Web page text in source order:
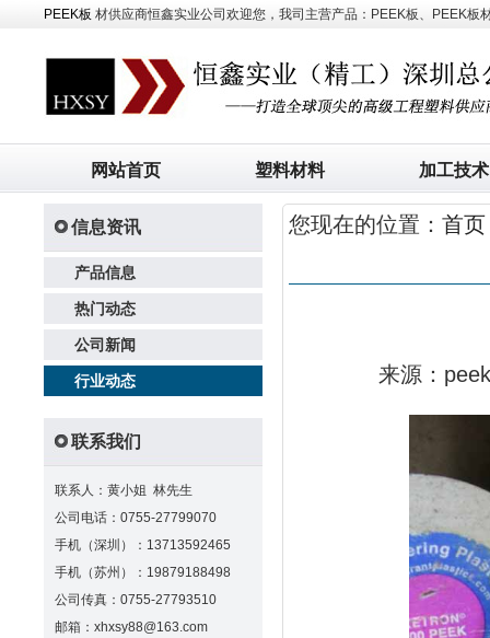
PEEK板 材供应商恒鑫实业公司欢迎您，我司主营产品：PEEK板、PEEK板
网站首页 塑料材料 加工技术
信息资讯
产品信息
热门动态
公司新闻
行业动态
联系我们
联系人：黄小姐 林先生
公司电话：0755-27799070
手机（深圳）：13713592465
手机（苏州）：19879188498
公司传真：0755-27793510
邮箱：xhxsy88@163.com
您现在的位置： 首页
来源：